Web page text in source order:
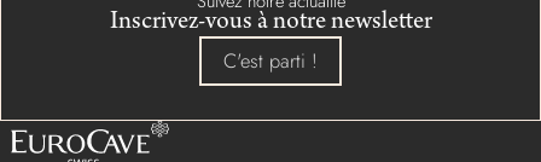
Inscrivez-vous à notre newsletter
C'est parti !